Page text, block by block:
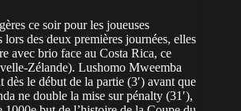
ce soir pour les joueuses
des deux premières journées, elles
avec brio face au Costa Rica, ce
Zélande). Lushomo Mweemba
le début de la partie (3′) avant que
ne double la mise sur pénalty (31′),